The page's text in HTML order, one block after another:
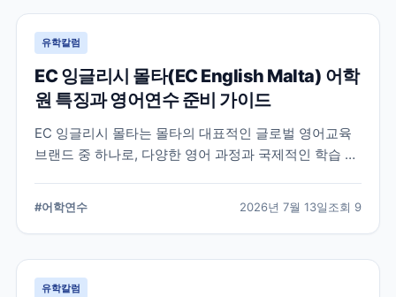
유학칼럼
EC 잉글리시 몰타(EC English Malta) 어학
원 특징과 영어연수 준비 가이드
EC 잉글리시 몰타는 몰타의 대표적인 글로벌 영어교육
브랜드 중 하나로, 다양한 영어 과정과 국제적인 학습 환
습니다.
#어학연수 2026년 7월 13일조회 9
유학칼럼